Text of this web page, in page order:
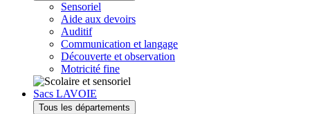
Sensoriel
Aide aux devoirs
Auditif
Communication et langage
Découverte et observation
Motricité fine
Sacs LAVOIE
Tous les départements